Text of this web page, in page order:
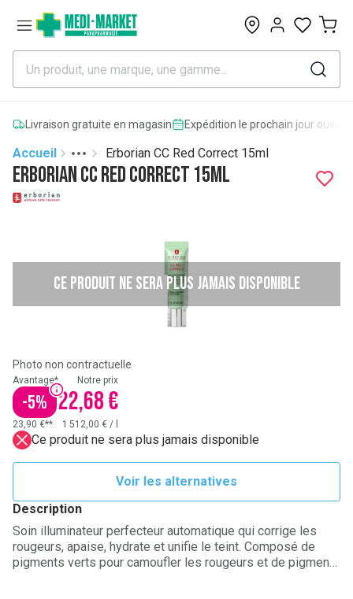
0
Livraison gratuite en magasin Expédition le prochain jour
Accueil
More
Toggle menu
Erborian CC Red Correct 15ml
Erborian CC Red Correct 15ml
Ce produit ne sera plus jamais disponible
Photo non contractuelle
Avantage*
-5%
Notre prix
22,68 €
23,90 €** 1 512,00 € /
Ce produit ne sera plus jamais disponible
Voir les alternatives
Description
Soin illuminateur perfecteur automatique qui corrige les
rougeurs, apaise, hydrate et unifie le teint. Composé de
pigments verts pour camoufler les rougeurs et de pigments